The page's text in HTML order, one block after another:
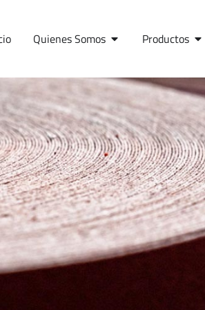
Quienes Somos Productos